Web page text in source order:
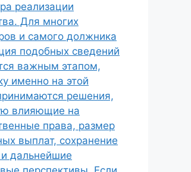
реализации
Для многих
и самого должника
подобных сведений
важным этапом,
именно на этой
решения,
влияющие на
права, размер
выплат, сохранение
и дальнейшие